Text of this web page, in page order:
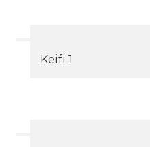
Keifi 1